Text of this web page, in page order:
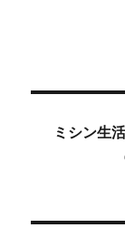
ミシン生